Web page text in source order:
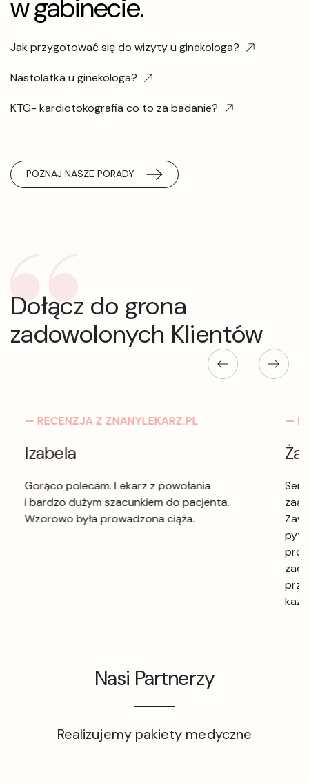
w gabinecie.
Jak przygotować się do wizyty u ginekologa?
Nastolatka u ginekologa?
KTG- kardiotokografia co to za badanie?
POZNAJ NASZE PORADY
Dołącz do grona
zadowolonych Klientów
— RECENZJA Z ZNANYLEKARZ.PL
Izabela
Gorąco polecam. Lekarz z powołania
i bardzo dużym szacunkiem do pacjenta.
Wzorowo była prowadzona ciąża.
—
Nasi Partnerzy
Realizujemy pakiety medyczne